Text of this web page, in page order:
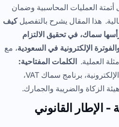
أتمتة العمليات المحاسبية وضمان
هذا المقال يشرح بالتفصيلكيف
سماك، في تحقيق الالتزام
الإلكترونية في السعودية، مع
العملية. الكلمات المفتاحية:
ضريبة القيمة المضافة، الفوترة الإلكترونية، برنامج سماك VAT،
الزكاة والضريبة والجمارك.
- الإطار القانوني